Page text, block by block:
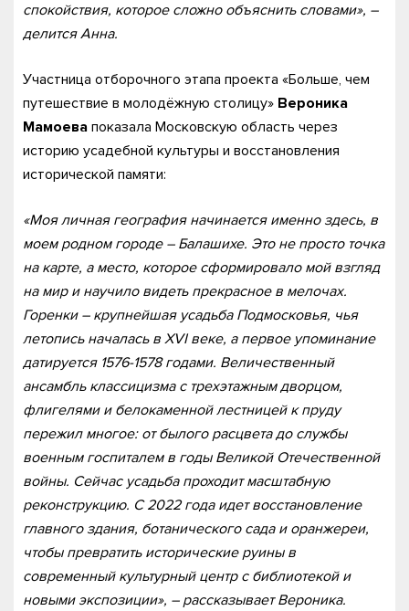
спокойствия, которое сложно объяснить словами», –
делится Анна.
Участница отборочного этапа проекта «Больше, чем
путешествие в молодёжную столицу» Вероника
Мамоева показала Московскую область через
историю усадебной культуры и восстановления
исторической памяти:
«Моя личная география начинается именно здесь, в
моем родном городе – Балашихе. Это не просто точка
на карте, а место, которое сформировало мой взгляд
на мир и научило видеть прекрасное в мелочах.
Горенки – крупнейшая усадьба Подмосковья, чья
летопись началась в XVI веке, а первое упоминание
датируется 1576-1578 годами. Величественный
ансамбль классицизма с трехэтажным дворцом,
флигелями и белокаменной лестницей к пруду
пережил многое: от былого расцвета до службы
военным госпиталем в годы Великой Отечественной
войны. Сейчас усадьба проходит масштабную
реконструкцию. С 2022 года идет восстановление
главного здания, ботанического сада и оранжереи,
чтобы превратить исторические руины в
современный культурный центр с библиотекой и
новыми экспозиции», – рассказывает Вероника.